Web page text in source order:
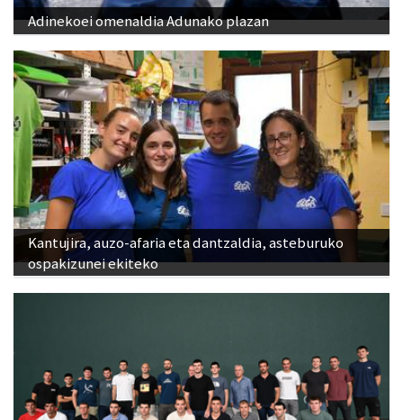
Adinekoei omenaldia Adunako plazan
Kantujira, auzo-afaria eta dantzaldia, asteburuko
ospakizunei ekiteko